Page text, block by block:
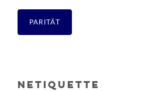
PARITÄT
NETIQUETTE